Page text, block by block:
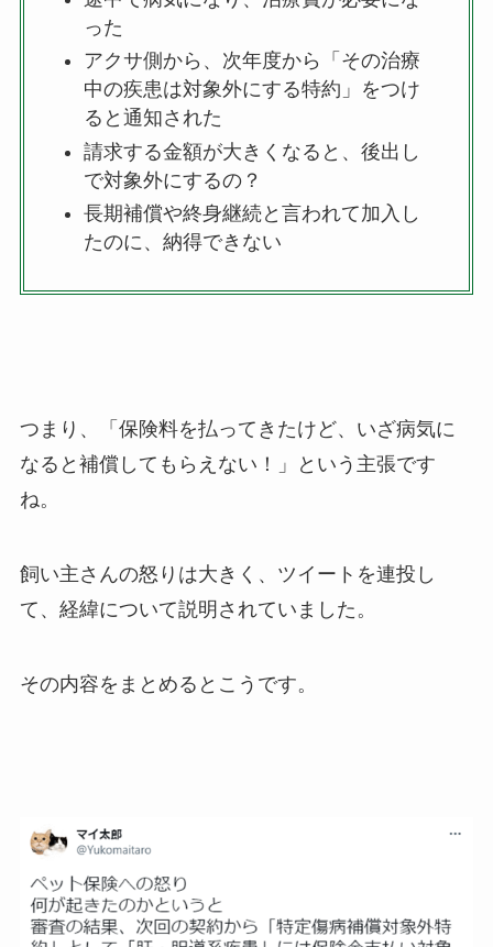
った
アクサ側から、次年度から「その治療
中の疾患は対象外にする特約」をつけ
ると通知された
請求する金額が大きくなると、後出し
で対象外にするの？
長期補償や終身継続と言われて加入し
たのに、納得できない
つまり、「保険料を払ってきたけど、いざ病気に
なると補償してもらえない！」という主張です
ね。
飼い主さんの怒りは大きく、ツイートを連投し
て、経緯について説明されていました。
その内容をまとめるとこうです。